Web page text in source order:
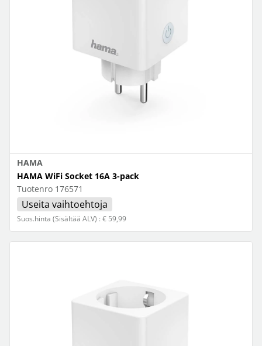
HAMA
HAMA WiFi Socket 16A 3-pack
Tuotenro 176571
Useita vaihtoehtoja
Suos.hinta (Sisältää ALV) : € 59,99